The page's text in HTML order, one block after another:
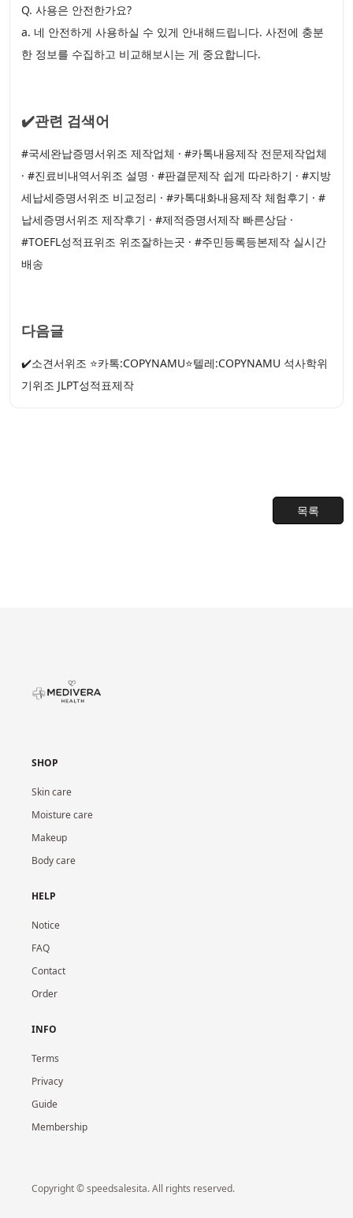
Q. 사용은 안전한가요?
a. 네 안전하게 사용하실 수 있게 안내해드립니다. 사전에 충분
한 정보를 수집하고 비교해보시는 게 중요합니다.
✔️관련 검색어
#국세완납증명서위조 제작업체 · #카톡내용제작 전문제작업체
· #진료비내역서위조 설명 · #판결문제작 쉽게 따라하기 · #지방
세납세증명서위조 비교정리 · #카톡대화내용제작 체험후기 · #
납세증명서위조 제작후기 · #제적증명서제작 빠른상담 ·
#TOEFL성적표위조 위조잘하는곳 · #주민등록등본제작 실시간
배송
다음글
✔️소견서위조 ⭐카톡:COPYNAMU⭐텔레:COPYNAMU 석사학위
기위조 JLPT성적표제작
목록
SHOP
Skin care
Moisture care
Makeup
Body care
HELP
Notice
FAQ
Contact
Order
INFO
Terms
Privacy
Guide
Membership
Copyright © speedsalesita. All rights reserved.